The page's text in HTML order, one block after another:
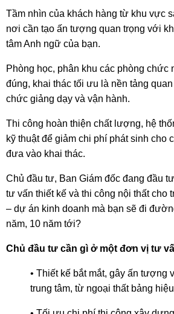
Tầm nhìn của khách hàng từ khu vực
nơi cần tạo ấn tượng quan trọng với
tâm Anh ngữ của bạn.
Phòng học, phân khu các phòng chức
đúng, khai thác tối ưu là nền tảng
chức giảng dạy và vận hành.
Thi công hoàn thiện chất lượng, hệ
kỹ thuật để giảm chi phí phát sinh cho
đưa vào khai thác.
Chủ đầu tư, Ban Giám đốc đang đầu
tư vấn thiết kế và thi công nội thất cho
– dự án kinh doanh mà bạn sẽ đi
năm, 10 năm tới?
Chủ đầu tư cần gì ở một đơn vị tư
• Thiết kế bắt mắt, gây ấn tượng
trung tâm, từ ngoại thất bảng